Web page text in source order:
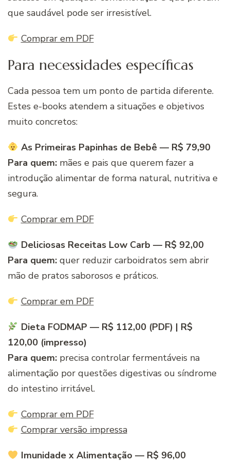
que saudável pode ser irresistível.
Comprar em PDF
Para necessidades específicas
Cada pessoa tem um ponto de partida diferente.
Estes e-books atendem a situações e objetivos
muito concretos:
As Primeiras Papinhas de Bebê — R$ 79,90
Para quem: mães e pais que querem fazer a
introdução alimentar de forma natural, nutritiva e
segura.
Comprar em PDF
Deliciosas Receitas Low Carb — R$ 92,00
Para quem: quer reduzir carboidratos sem abrir
mão de pratos saborosos e práticos.
Comprar em PDF
Dieta FODMAP — R$ 112,00 (PDF) | R$
120,00 (impresso)
Para quem: precisa controlar fermentáveis na
alimentação por questões digestivas ou síndrome
do intestino irritável.
Comprar em PDF
Comprar versão impressa
Imunidade x Alimentação — R$ 96,00